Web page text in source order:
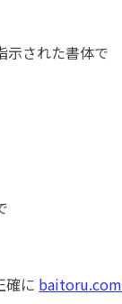
示された書体で
確に baitoru.com